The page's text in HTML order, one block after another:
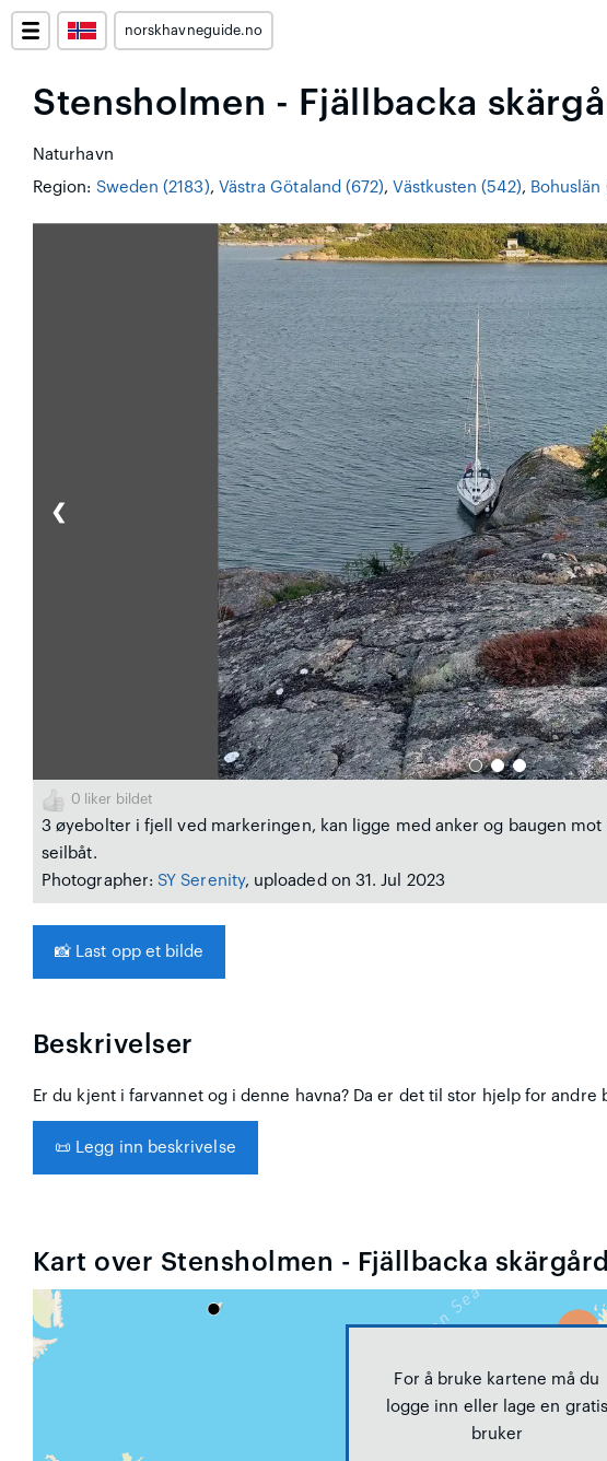
norskhavneguide.no
Stensholmen - Fjällbacka
Naturhavn
Region: Sweden (2183), Västra Götaland (672), Västkusten (542), Bohuslän
❮
0 liker bildet
3 øyebolter i fjell ved markeringen, kan ligge med anker og baugen mot
seilbåt.
Photographer: SY Serenity, uploaded on 31. Jul 2023
📸 Last opp et bilde
Beskrivelser
Er du kjent i farvannet og i denne havna? Da er det til stor hjelp for
📜 Legg inn beskrivelse
Kart over Stensholmen - Fjällbacka skärgård
For å bruke kartene må du
logge inn eller lage en gratis
bruker